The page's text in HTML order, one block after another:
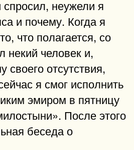
неужели я
и почему. Когда я
что полагается, со
некий человек и,
своего отсутствия,
я смог исполнить
эмиром в пятницу
После этого
беседа о